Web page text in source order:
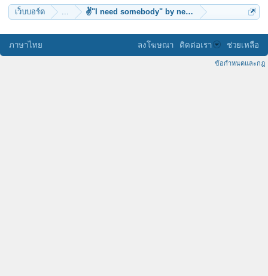
เว็บบอร์ด ... ✌"I need somebody" by new_mansum
ภาษาไทย ลงโฆษณา ติดต่อเรา ช่วยเหลือ
ข้อกำหนดและกฎ